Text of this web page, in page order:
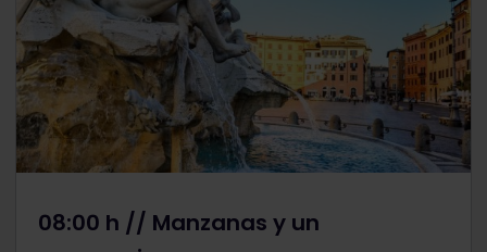
08:00 h // Manzanas y un